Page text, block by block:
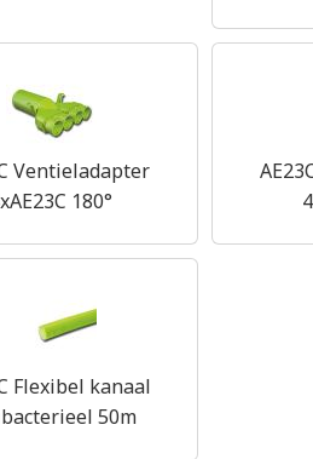
Ventieladapter
180°
Flexibel kanaal
50m